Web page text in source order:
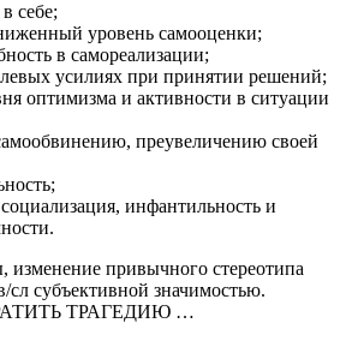
себе;
уровень самооценки;
в самореализации;
усилиях при принятии решений;
оптимизма и активности в ситуации
преувеличению своей
инфантильность и
привычного стереотипа
сл субъективной значимостью.
ТРАГЕДИЮ …